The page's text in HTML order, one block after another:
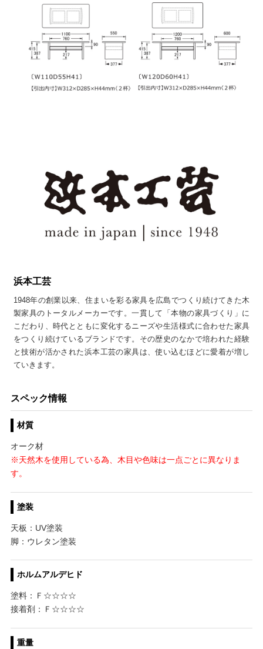
浜本工芸
1948年の創業以来、住まいを彩る家具を広島でつくり続けてきた木
製家具のトータルメーカーです。一貫して「本物の家具づくり」に
こだわり、時代とともに変化するニーズや生活様式に合わせた家具
をつくり続けているブランドです。その歴史のなかで培われた経験
と技術が活かされた浜本工芸の家具は、使い込むほどに愛着が増し
ていきます。
スペック情報
材質
オーク材
※天然木を使用している為、木目や色味は一点ごとに異なりま
す。
塗装
天板：UV塗装
脚：ウレタン塗装
ホルムアルデヒド
塗料：Ｆ☆☆☆☆
接着剤：Ｆ☆☆☆☆
重量